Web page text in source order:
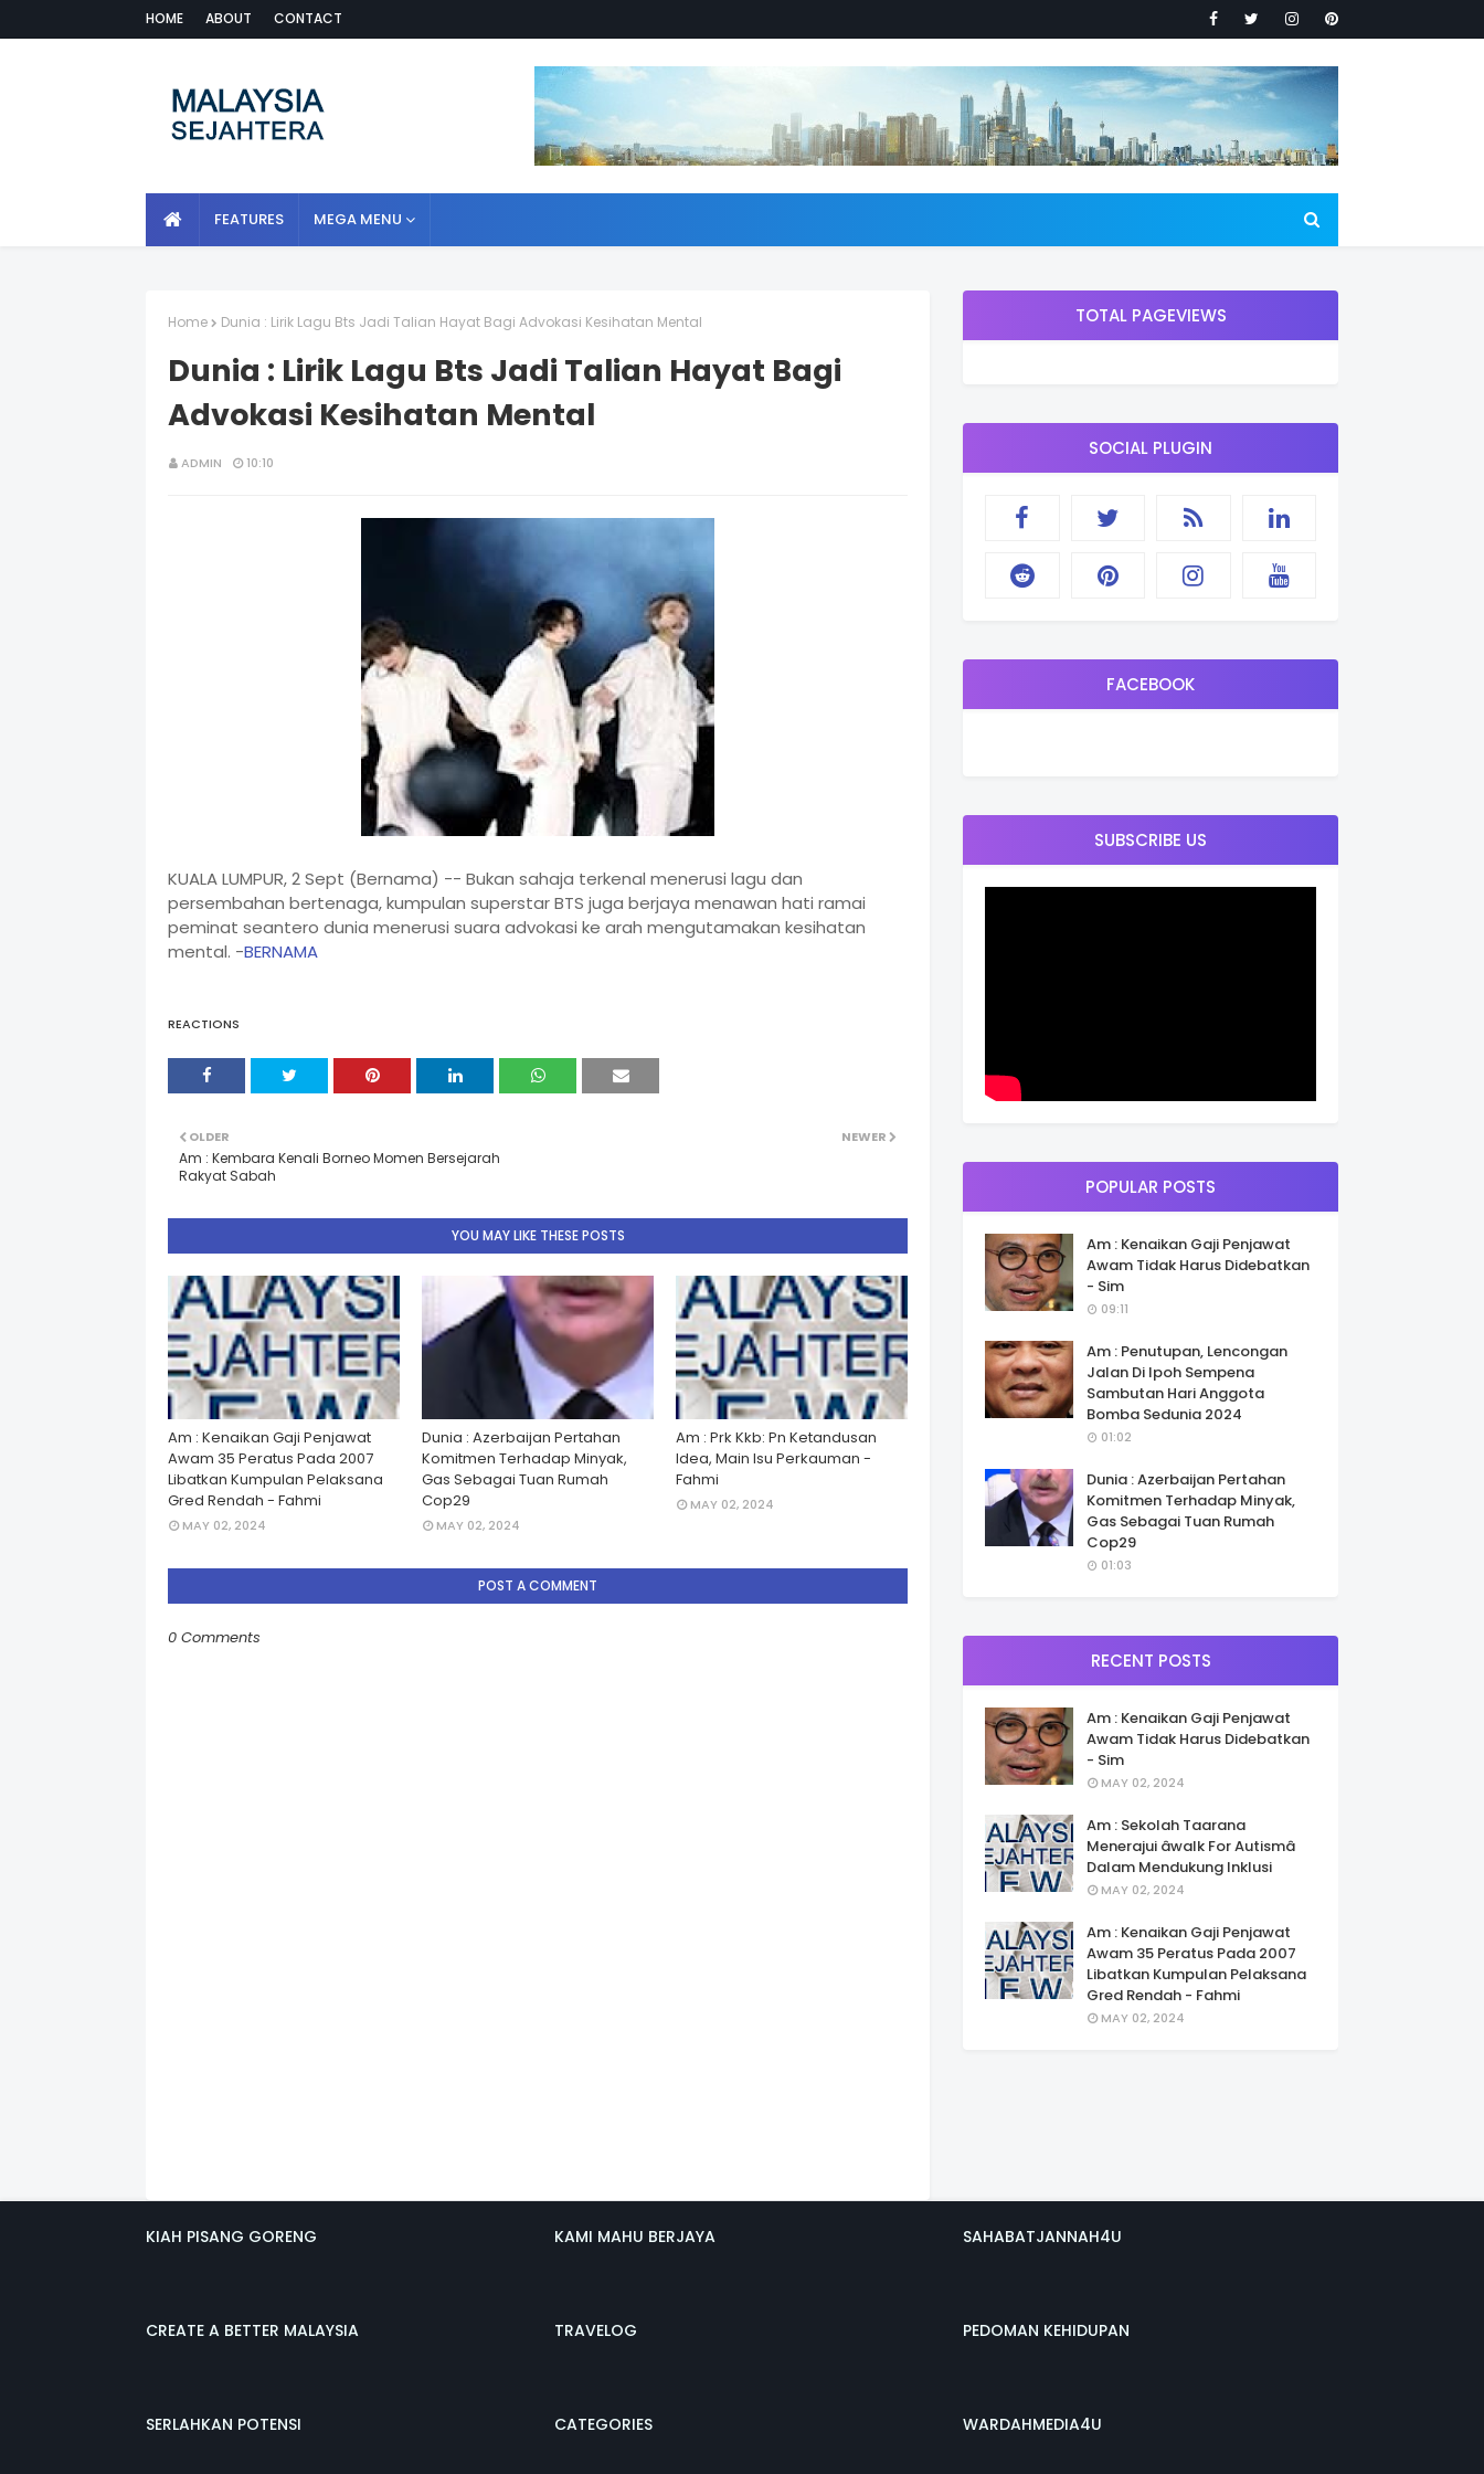
HOME ABOUT CONTACT
FEATURES MEGA MENU
Home Dunia : Lirik Lagu Bts Jadi Talian Hayat Bagi Advokasi Kesihatan Mental
Dunia : Lirik Lagu Bts Jadi Talian Hayat Bagi
Advokasi Kesihatan Mental
ADMIN 10:10
KUALA LUMPUR, 2 Sept (Bernama) -- Bukan sahaja terkenal menerusi lagu dan
persembahan bertenaga, kumpulan superstar BTS juga berjaya menawan hati ramai
peminat seantero dunia menerusi suara advokasi ke arah mengutamakan kesihatan
mental. -BERNAMA
REACTIONS
NEWER
OLDER
Am : Kembara Kenali Borneo Momen Bersejarah
Rakyat Sabah
YOU MAY LIKE THESE POSTS
Am : Kenaikan Gaji Penjawat
Awam 35 Peratus Pada 2007
Libatkan Kumpulan Pelaksana
Gred Rendah - Fahmi
MAY 02, 2024
Dunia : Azerbaijan Pertahan
Komitmen Terhadap Minyak,
Gas Sebagai Tuan Rumah
Cop29
MAY 02, 2024
Am : Prk Kkb: Pn Ketandusan
Idea, Main Isu Perkauman -
Fahmi
MAY 02, 2024
POST A COMMENT
0 Comments
TOTAL PAGEVIEWS
SOCIAL PLUGIN
FACEBOOK
SUBSCRIBE US
POPULAR POSTS
Am : Kenaikan Gaji Penjawat
Awam Tidak Harus Didebatkan
- Sim
09:11
Am : Penutupan, Lencongan
Jalan Di Ipoh Sempena
Sambutan Hari Anggota
Bomba Sedunia 2024
01:02
Dunia : Azerbaijan Pertahan
Komitmen Terhadap Minyak,
Gas Sebagai Tuan Rumah
Cop29
01:03
RECENT POSTS
Am : Kenaikan Gaji Penjawat
Awam Tidak Harus Didebatkan
- Sim
MAY 02, 2024
Am : Sekolah Taarana
Menerajui âwalk For Autismâ
Dalam Mendukung Inklusi
MAY 02, 2024
Am : Kenaikan Gaji Penjawat
Awam 35 Peratus Pada 2007
Libatkan Kumpulan Pelaksana
Gred Rendah - Fahmi
MAY 02, 2024
KIAH PISANG GORENG
CREATE A BETTER MALAYSIA
SERLAHKAN POTENSI
KAMI MAHU BERJAYA
TRAVELOG
CATEGORIES
SAHABATJANNAH4U
PEDOMAN KEHIDUPAN
WARDAHMEDIA4U